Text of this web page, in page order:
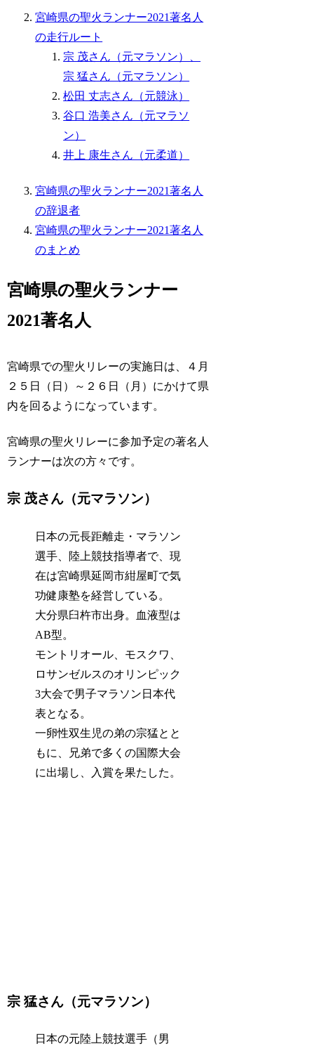
宮崎県の聖火ランナー2021著名人
の走行ルート
宗 茂さん（元マラソン）、
宗 猛さん（元マラソン）
松田 丈志さん（元競泳）
谷口 浩美さん（元マラソ
ン）
井上 康生さん（元柔道）
宮崎県の聖火ランナー2021著名人
の辞退者
宮崎県の聖火ランナー2021著名人
のまとめ
宮崎県の聖火ランナー
2021著名人
宮崎県での聖火リレーの実施日は、４月
２５日（日）～２６日（月）にかけて県
内を回るようになっています。
宮崎県の聖火リレーに参加予定の著名人
ランナーは次の方々です。
宗 茂さん（元マラソン）
日本の元長距離走・マラソン
選手、陸上競技指導者で、現
在は宮崎県延岡市紺屋町で気
功健康塾を経営している。
大分県臼杵市出身。血液型は
AB型。
モントリオール、モスクワ、
ロサンゼルスのオリンピック
3大会で男子マラソン日本代
表となる。
一卵性双生児の弟の宗猛とと
もに、兄弟で多くの国際大会
に出場し、入賞を果たした。
宗 猛さん（元マラソン）
日本の元陸上競技選手（男